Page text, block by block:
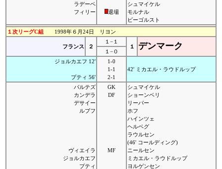
ラデーベ
フィリー
退場
シュマイケル
モルナル
ビーゴルスト
１次リーグC組 1998年６月24日 リヨン
フランス ２
１−１
１
デンマーク
１−０
ジョルカエフ 12'
プティ 56'
1-0
1-1
2-1
42' ミカエル・ラウドルップ
バルテズ
カンデラ
デサイー
ルブフ
ヴィエイラ
ジョルカエフ
プティ
GK
DF
MF
シュマイケル
ショーンベリ
リーパー
ホフ
ハインツェ
ヘルベグ
ラウルセン
(46' コールディング)
ニールセン
ミカエル・ラウドルップ
ヨルゲンセン